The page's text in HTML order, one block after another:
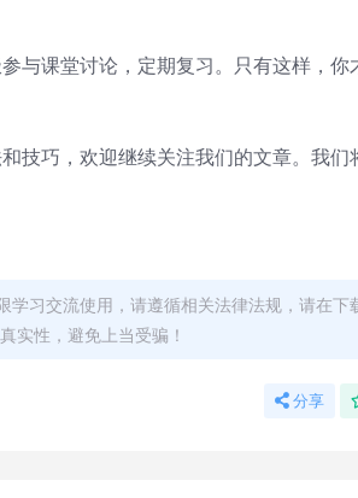
与课堂讨论，定期复习。只有这样，你
技巧，欢迎继续关注我们的文章。我们
习交流使用，请遵循相关法律法规，请在下
实性，避免上当受骗！
分享